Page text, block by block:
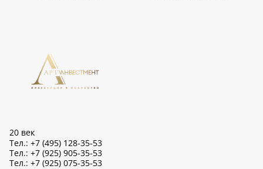
20 век
Тел.: +7 (495) 128-35-53
Тел.: +7 (925) 905-35-53
Тел.: +7 (925) 075-35-53